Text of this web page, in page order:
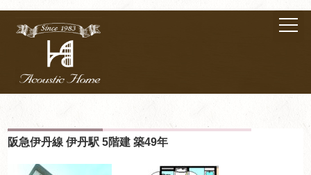
阪急伊丹線 伊丹駅 5階建 築49年